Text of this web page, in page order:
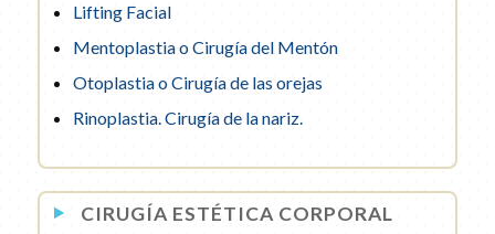
Lifting Facial
Mentoplastia o Cirugía del Mentón
Otoplastia o Cirugía de las orejas
Rinoplastia. Cirugía de la nariz.
CIRUGÍA ESTÉTICA CORPORAL